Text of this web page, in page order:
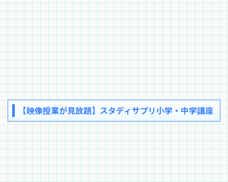
【映像授業が見放題】スタディサプリ小学・中学講座